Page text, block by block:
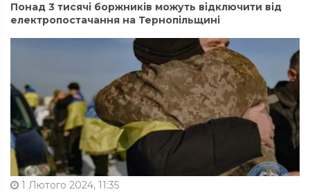
Понад 3 тисячі боржників можуть відключити від
електропостачання на Тернопільщині
1 Лютого 2024, 11:35